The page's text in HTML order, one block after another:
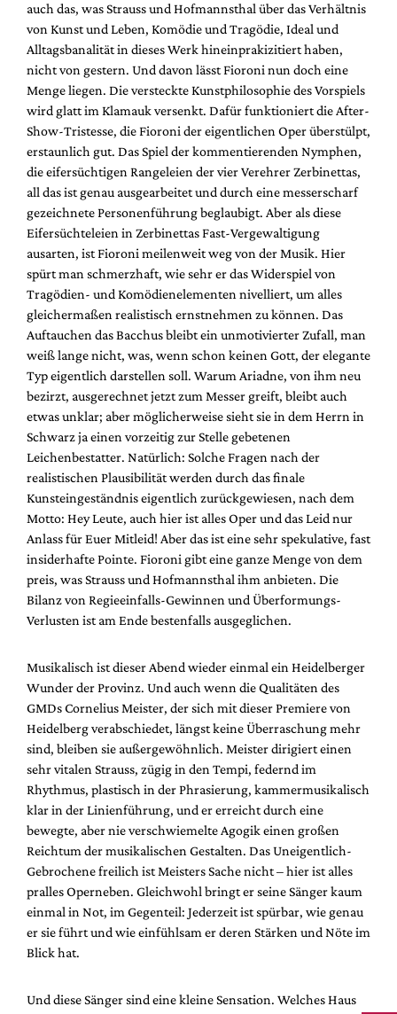
auch das, was Strauss und Hofmannsthal über das Verhältnis
von Kunst und Leben, Komödie und Tragödie, Ideal und
Alltagsbanalität in dieses Werk hineinprakizitiert haben,
nicht von gestern. Und davon lässt Fioroni nun doch eine
Menge liegen. Die versteckte Kunstphilosophie des Vorspiels
wird glatt im Klamauk versenkt. Dafür funktioniert die After-
Show-Tristesse, die Fioroni der eigentlichen Oper überstülpt,
erstaunlich gut. Das Spiel der kommentierenden Nymphen,
die eifersüchtigen Rangeleien der vier Verehrer Zerbinettas,
all das ist genau ausgearbeitet und durch eine messerscharf
gezeichnete Personenführung beglaubigt. Aber als diese
Eifersüchteleien in Zerbinettas Fast-Vergewaltigung
ausarten, ist Fioroni meilenweit weg von der Musik. Hier
spürt man schmerzhaft, wie sehr er das Widerspiel von
Tragödien- und Komödienelementen nivelliert, um alles
gleichermaßen realistisch ernstnehmen zu können. Das
Auftauchen das Bacchus bleibt ein unmotivierter Zufall, man
weiß lange nicht, was, wenn schon keinen Gott, der elegante
Typ eigentlich darstellen soll. Warum Ariadne, von ihm neu
bezirzt, ausgerechnet jetzt zum Messer greift, bleibt auch
etwas unklar; aber möglicherweise sieht sie in dem Herrn in
Schwarz ja einen vorzeitig zur Stelle gebetenen
Leichenbestatter. Natürlich: Solche Fragen nach der
realistischen Plausibilität werden durch das finale
Kunsteingeständnis eigentlich zurückgewiesen, nach dem
Motto: Hey Leute, auch hier ist alles Oper und das Leid nur
Anlass für Euer Mitleid! Aber das ist eine sehr spekulative, fast
insiderhafte Pointe. Fioroni gibt eine ganze Menge von dem
preis, was Strauss und Hofmannsthal ihm anbieten. Die
Bilanz von Regieeinfalls-Gewinnen und Überformungs-
Verlusten ist am Ende bestenfalls ausgeglichen.
Musikalisch ist dieser Abend wieder einmal ein Heidelberger
Wunder der Provinz. Und auch wenn die Qualitäten des
GMDs Cornelius Meister, der sich mit dieser Premiere von
Heidelberg verabschiedet, längst keine Überraschung mehr
sind, bleiben sie außergewöhnlich. Meister dirigiert einen
sehr vitalen Strauss, zügig in den Tempi, federnd im
Rhythmus, plastisch in der Phrasierung, kammermusikalisch
klar in der Linienführung, und er erreicht durch eine
bewegte, aber nie verschwiemelte Agogik einen großen
Reichtum der musikalischen Gestalten. Das Uneigentlich-
Gebrochene freilich ist Meisters Sache nicht – hier ist alles
pralles Operneben. Gleichwohl bringt er seine Sänger kaum
einmal in Not, im Gegenteil: Jederzeit ist spürbar, wie genau
er sie führt und wie einfühlsam er deren Stärken und Nöte im
Blick hat.
Und diese Sänger sind eine kleine Sensation. Welches Haus